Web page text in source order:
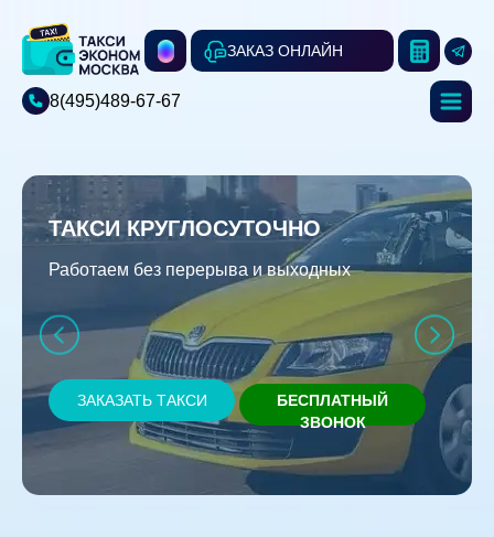
ЗАКАЗ ОНЛАЙН
8(495)489-67-67
ТАКСИ КРУГЛОСУТОЧНО
Работаем без перерыва и выходных
ЗАКАЗАТЬ ТАКСИ
БЕСПЛАТНЫЙ
ЗВОНОК